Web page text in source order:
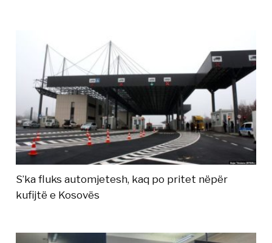
S’ka fluks automjetesh, kaq po pritet nëpër
kufijtë e Kosovës